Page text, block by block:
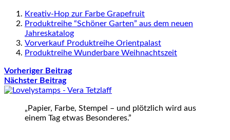
Kreativ-Hop zur Farbe Grapefruit
Produktreihe “Schöner Garten” aus dem neuen
Jahreskatalog
Vorverkauf Produktreihe Orientpalast
Produktreihe Wunderbare Weihnachtszeit
Vorheriger Beitrag
Nächster Beitrag
„Papier, Farbe, Stempel – und plötzlich wird aus
einem Tag etwas Besonderes.”